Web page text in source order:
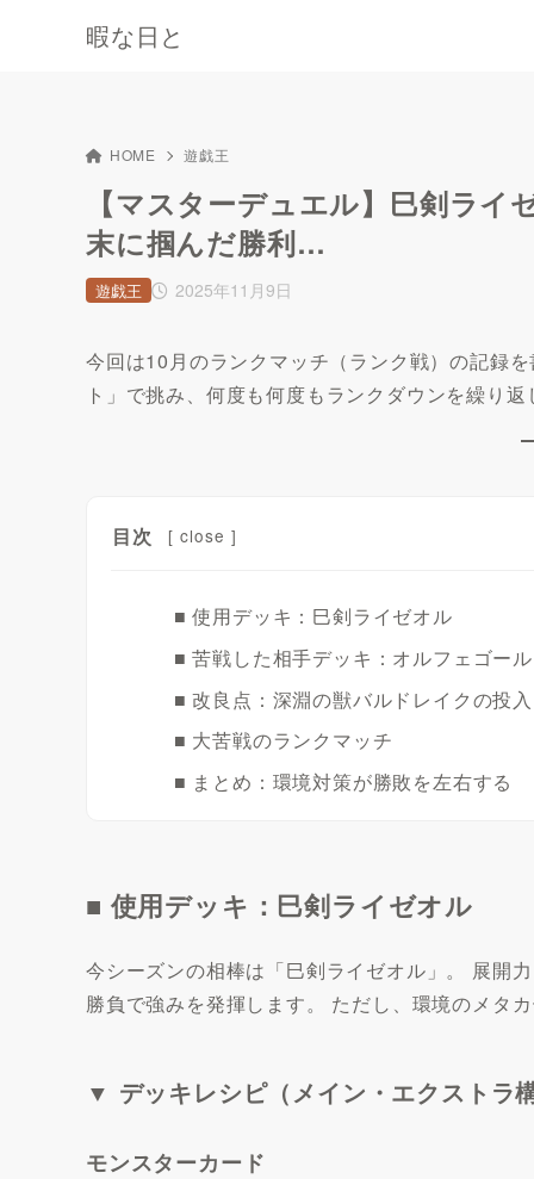
暇な日と
HOME 遊戯王
【マスターデュエル】巳剣ラ
末に掴んだ勝利…
2025年11月9日
遊戯王
今回は10月のランクマッチ（ランク戦）の記録
ト」で挑み、何度も何度もランクダウンを繰り
目次 [ close ]
■ 使用デッキ：巳剣ライゼオル
■ 苦戦した相手デッキ：オルフェゴール
■ 改良点：深淵の獣バルドレイクの投入
■ 大苦戦のランクマッチ
■ まとめ：環境対策が勝敗を左右する
■ 使用デッキ：巳剣ライゼオル
今シーズンの相棒は「巳剣ライゼオル」。 展開
勝負で強みを発揮します。 ただし、環境のメタ
▼ デッキレシピ（メイン・エクストラ
モンスターカード